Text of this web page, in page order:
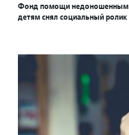
Фонд помощи недоношенным
детям снял социальный ролик